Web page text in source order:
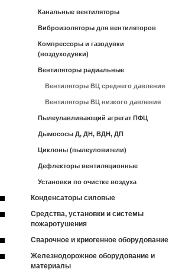
Канальные вентиляторы
Виброизоляторы для вентиляторов
Компрессоры и газодувки
(воздуходувки)
Вентиляторы радиальные
Вентиляторы ВЦ среднего давления
Вентиляторы ВЦ низкого давления
Пылеулавливающий агрегат ПФЦ
Дымососы Д, ДН, ВДН, ДП
Циклоны (пылеуловители)
Дефлекторы вентиляционные
Установки по очистке воздуха
Конденсаторы силовые
Средства, установки и системы
пожаротушения
Сварочное и криогенное оборудование
Железнодорожное оборудование и
материалы